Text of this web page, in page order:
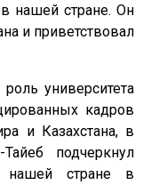
нашей стране. Он
и приветствовал
университета
кадров
и Казахстана, в
подчеркнул
нашей стране в